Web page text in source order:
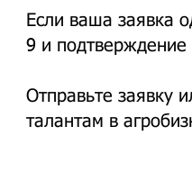
Если ваша заявка
9 и подтверждение
Отправьте заявку
талантам в